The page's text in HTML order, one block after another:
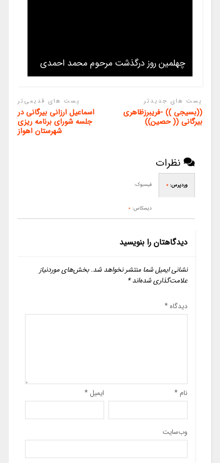
چهلمین روز درگذشت مرحوم محمد احمدی
پست های جدیدتر
((ﺑﺴﯿﺠﯽ )) -ﻓﺮﯾﺒﺮﺯﻇﺎﻫﺮﯼ
ﺑﯿﺮﮔﺎﻧﯽ (( ﺣﺼﯿﻦ))
پست های قدیمی‌تر
اسماعیل ارزانی بیرگانی در
جلسه شورای برنامه ریزی
شهرستان اهواز
نظرات
وردپرس: 0 فیسبوک:
دیسکاس: 0
دیدگاهتان را بنویسید
نشانی ایمیل شما منتشر نخواهد شد. بخش‌های موردنیاز
علامت‌گذاری شده‌اند*
دیدگاه*
نام* ایمیل*
وب‌سایت